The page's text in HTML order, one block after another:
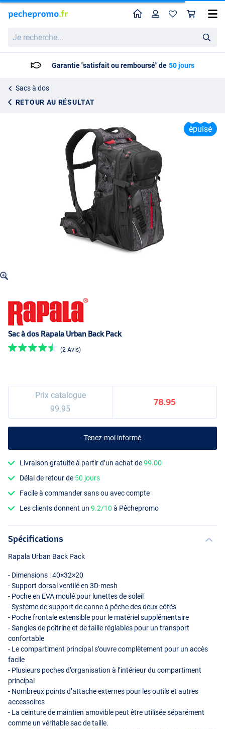
recherche...
HomeProfil
Garantie "satisfait ou remboursé" de 50 jours
Sacs à dos
RETOUR AU RÉSULTAT
Sac à dos Rapala Urban Back Pack
épuisé
Sac à dos Rapala Urban Back Pack
(2 Avis)
Prix catalogue
99.95
78.95
Tenez-moi informé
Livraison gratuite à partir d’un achat de99.00
Délai de retour de 50 jours
Facile à commander sans ou avec compte
Les clients donnent un9.2/10 à Pêchepromo
Spécifications
Rapala Urban Back Pack
- Dimensions : 40×32×20
- Support dorsal ventilé en 3D-mesh
- Poche en EVA moulé pour lunettes de soleil
- Système de support de canne à pêche des deux côtés
- Poche frontale extensible pour le matériel supplémentaire
- Sangles de poitrine et de taille réglables pour un transport
confortable
- Le compartiment principal s’ouvre complètement pour un accès
facile
- Plusieurs poches d’organisation à l’intérieur du compartiment
principal
- Nombreux points d’attache externes pour les outils et autres
accessoires
- La ceinture de maintien amovible peut être utilisée séparément
comme un véritable sac de taille.